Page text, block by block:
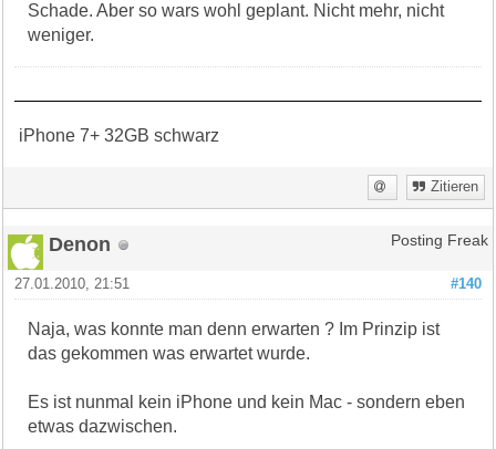
Schade. Aber so wars wohl geplant. Nicht mehr, nicht
weniger.
iPhone 7+ 32GB schwarz
Zitieren
Denon Posting Freak
#140
27.01.2010, 21:51
Naja, was konnte man denn erwarten ? Im Prinzip ist
das gekommen was erwartet wurde.
Es ist nunmal kein iPhone und kein Mac - sondern eben
etwas dazwischen.